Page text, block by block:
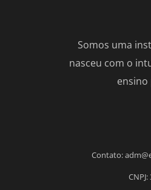
Somos uma
nasceu com o
ensino
Contato: